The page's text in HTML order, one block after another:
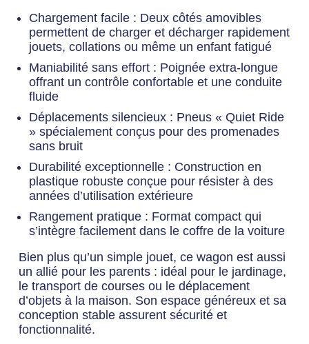
Chargement facile : Deux côtés amovibles
permettent de charger et décharger rapidement
jouets, collations ou même un enfant fatigué
Maniabilité sans effort : Poignée extra-longue
offrant un contrôle confortable et une conduite
fluide
Déplacements silencieux : Pneus « Quiet Ride
» spécialement conçus pour des promenades
sans bruit
Durabilité exceptionnelle : Construction en
plastique robuste conçue pour résister à des
années d’utilisation extérieure
Rangement pratique : Format compact qui
s’intègre facilement dans le coffre de la voiture
Bien plus qu’un simple jouet, ce wagon est aussi
un allié pour les parents : idéal pour le jardinage,
le transport de courses ou le déplacement
d’objets à la maison. Son espace généreux et sa
conception stable assurent sécurité et
fonctionnalité.